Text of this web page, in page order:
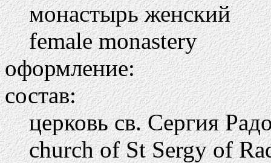
монастырь женский
female monastery
оформление:
состав:
церковь св. Сергия
church of St Sergy of